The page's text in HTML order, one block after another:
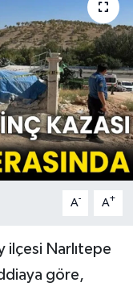
A- A+
ilçesi Narlıtepe
göre,